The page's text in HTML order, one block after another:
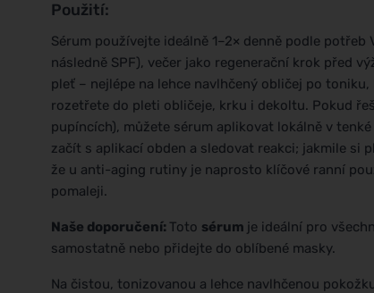
Použití:
Sérum používejte ideálně 1–2× denně podle
následně SPF), večer jako regenerační krok před
pleť – nejlépe na lehce navlhčený obličej po
rozetřete do pleti obličeje, krku i dekoltu. Pokud
pupíncích), můžete sérum aplikovat lokálně v
začít s aplikací obden a sledovat reakci; jakmile si
že u anti-aging rutiny je naprosto klíčové ranní
pomaleji.
Naše doporučení: Toto sérum je ideální pro
samostatně nebo přidejte do oblíbené masky.
Na čistou, tonizovanou a lehce navlhčenou